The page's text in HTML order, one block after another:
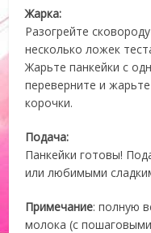
Жарка:
Разогрейте
несколько ложек
Жарьте панкейки с
переверните и
корочки.
Подача:
Панкейки готовы!
или любимыми
Примечание: полную
молока (с